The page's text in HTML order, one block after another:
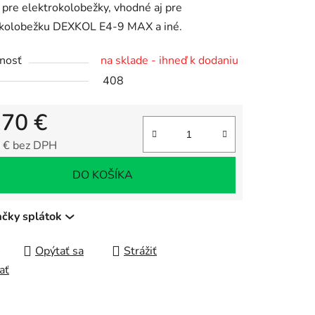
elektrokolobežky, vhodné aj pre
DEXKOL E4-9 MAX a iné.
na sklade - ihneď k dodaniu
408
€
bez DPH
DO KOŠÍKA
splátok
Opýtať sa
Strážiť